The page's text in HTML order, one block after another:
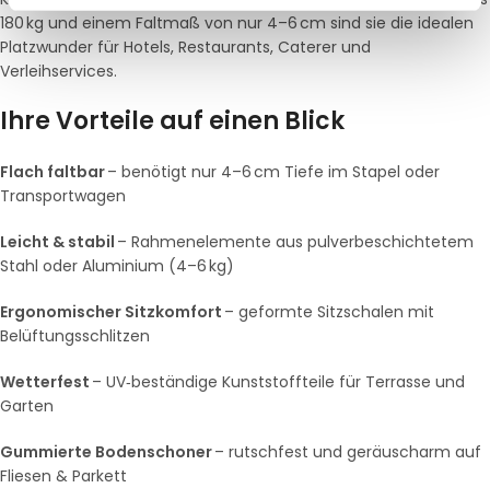
180 kg und einem Faltmaß von nur 4–6 cm sind sie die idealen
Platzwunder für Hotels, Restaurants, Caterer und
Verleihservices.
Ihre Vorteile auf einen Blick
Flach faltbar– benötigt nur 4–6 cm Tiefe im Stapel oder
Transportwagen
Leicht & stabil – Rahmenelemente aus pulverbeschichtetem
Stahl oder Aluminium (4–6 kg)
Ergonomischer Sitzkomfort – geformte Sitzschalen mit
Belüftungsschlitzen
Wetterfest – UV‑beständige Kunststoffteile für Terrasse und
Garten
Gummierte Bodenschoner– rutschfest und geräuscharm auf
Fliesen & Parkett